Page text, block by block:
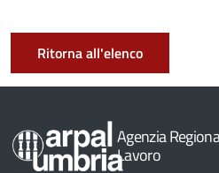
Ritorna all'elenco
Agenzia
Lavoro